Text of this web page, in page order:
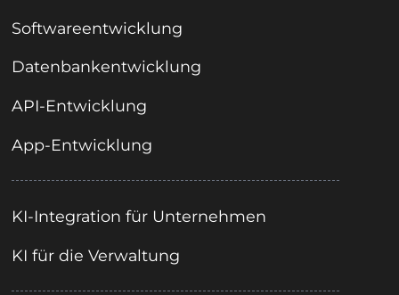
Softwareentwicklung
Datenbankentwicklung
API-Entwicklung
App-Entwicklung
KI-Integration für Unternehmen
KI für die Verwaltung